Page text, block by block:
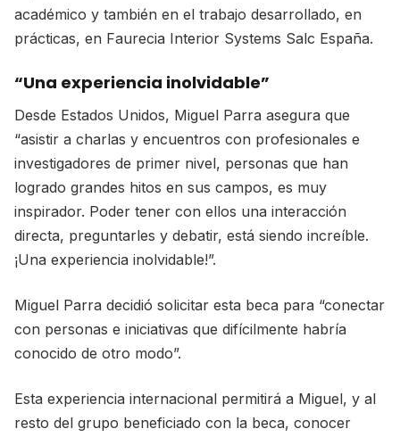
académico y también en el trabajo desarrollado, en
prácticas, en Faurecia Interior Systems Salc España.
“Una experiencia inolvidable”
Desde Estados Unidos, Miguel Parra asegura que
“asistir a charlas y encuentros con profesionales e
investigadores de primer nivel, personas que han
logrado grandes hitos en sus campos, es muy
inspirador. Poder tener con ellos una interacción
directa, preguntarles y debatir, está siendo increíble.
¡Una experiencia inolvidable!”.
Miguel Parra decidió solicitar esta beca para “conectar
con personas e iniciativas que difícilmente habría
conocido de otro modo”.
Esta experiencia internacional permitirá a Miguel, y al
resto del grupo beneficiado con la beca, conocer